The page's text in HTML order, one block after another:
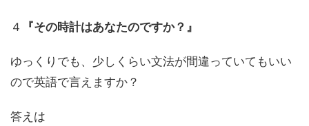
４ 『その時計はあなたのですか？』
ゆっくりでも、少しくらい文法が間違っていてもいい
ので英語で言えますか？
答えは